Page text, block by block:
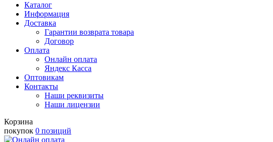
Каталог
Информация
Доставка
Гарантии возврата товара
Договор
Оплата
Онлайн оплата
Яндекс Касса
Оптовикам
Контакты
Наши реквизиты
Наши лицензии
Корзина
покупок 0 позиций